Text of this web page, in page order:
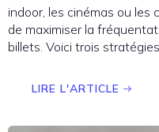
indoor, les cinémas ou les
de maximiser la
billets. Voici trois
LIRE L'ARTICLE